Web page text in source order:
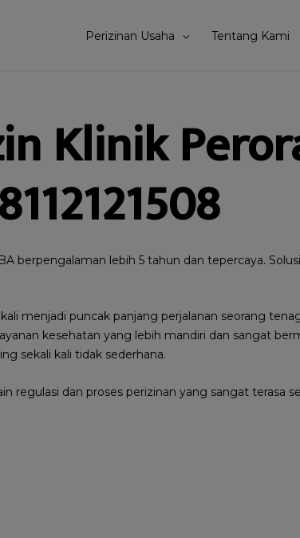
Perizinan Usaha Tentang Kami
Klinik
berpengalaman lebih 5 tahun dan tepercaya.
menjadi puncak panjang perjalanan seorang
kesehatan yang lebih mandiri dan sangat
sekali kali tidak sederhana.
regulasi dan proses perizinan yang sangat terasa